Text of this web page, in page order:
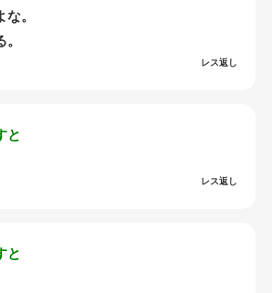
。
レス返し
と
レス返し
と